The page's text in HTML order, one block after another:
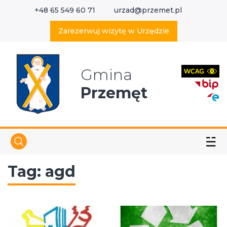
+48 65 549 60 71 urzad@przemet.pl
Zarezerwuj wizytę w Urzędzie
Gmina
Przemęt
☱
Tag: agd
Wyszukaj w serwisie